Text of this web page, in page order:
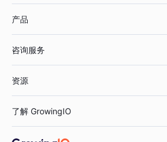
鞋服行业
汽车行业
产品
智能运营
咨询服务
资源
了解 GrowingIO